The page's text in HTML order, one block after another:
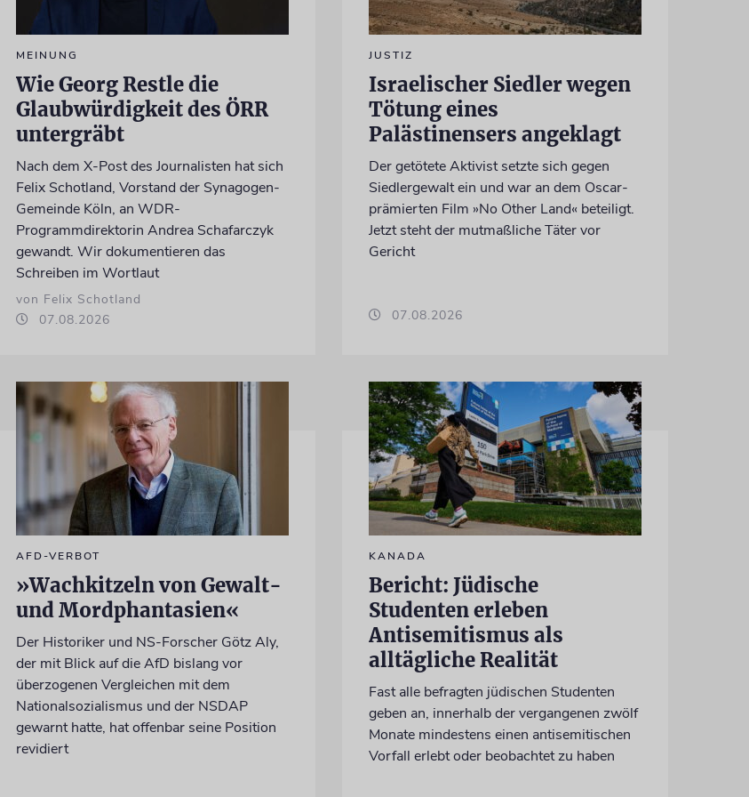
MEINUNG
Wie Georg Restle die
Glaubwürdigkeit des ÖRR
untergräbt
Nach dem X-Post des Journalisten hat sich
Felix Schotland, Vorstand der Synagogen-
Gemeinde Köln, an WDR-
Programmdirektorin Andrea Schafarczyk
gewandt. Wir dokumentieren das
Schreiben im Wortlaut
von Felix Schotland
07.08.2026
JUSTIZ
Israelischer Siedler wegen
Tötung eines
Palästinensers angeklagt
Der getötete Aktivist setzte sich gegen
Siedlergewalt ein und war an dem Oscar-
prämierten Film »No Other Land« beteiligt.
Jetzt steht der mutmaßliche Täter vor
Gericht
07.08.2026
AFD-VERBOT
»Wachkitzeln von Gewalt-
und Mordphantasien«
Der Historiker und NS-Forscher Götz Aly,
der mit Blick auf die AfD bislang vor
überzogenen Vergleichen mit dem
Nationalsozialismus und der NSDAP
gewarnt hatte, hat offenbar seine Position
revidiert
KANADA
Bericht: Jüdische
Studenten erleben
Antisemitismus als
alltägliche Realität
Fast alle befragten jüdischen Studenten
geben an, innerhalb der vergangenen zwölf
Monate mindestens einen antisemitischen
Vorfall erlebt oder beobachtet zu haben